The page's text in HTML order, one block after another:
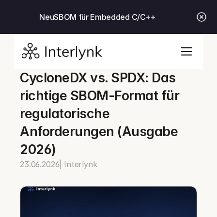
NeuSBOM für Embedded C/C++
CycloneDX vs. SPDX: Das
richtige SBOM-Format für
regulatorische
Anforderungen (Ausgabe
2026)
23.06.2026 | Interlynk